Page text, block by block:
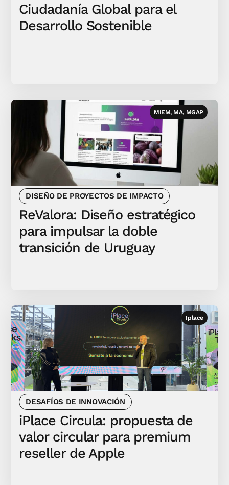
Ciudadanía Global para el
Desarrollo Sostenible
MIEM, MA, MGAP
DISEÑO DE PROYECTOS DE IMPACTO
ReValora: Diseño estratégico
para impulsar la doble
transición de Uruguay
Iplace
DESAFÍOS DE INNOVACIÓN
iPlace Circula: propuesta de
valor circular para premium
reseller de Apple